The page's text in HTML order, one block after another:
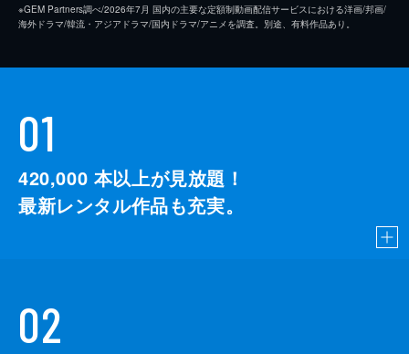
※GEM Partners調べ/2026年7⽉ 国内の主要な定額制動画配信サービスにおける洋画/邦画/
海外ドラマ/韓流・アジアドラマ/国内ドラマ/アニメを調査。別途、有料作品あり。
01
420,000 本以上が見放題！
最新レンタル作品も充実。
02